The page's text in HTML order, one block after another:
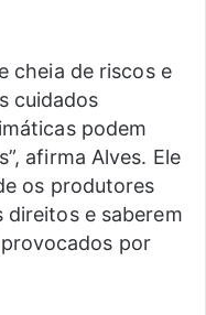
cheia de riscos e
cuidados
podem
afirma Alves. Ele
os produtores
direitos e saberem
por